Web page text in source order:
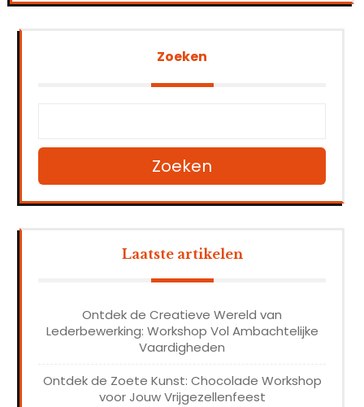
Zoeken
Zoeken
Laatste artikelen
Ontdek de Creatieve Wereld van
Lederbewerking: Workshop Vol Ambachtelijke
Vaardigheden
Ontdek de Zoete Kunst: Chocolade Workshop
voor Jouw Vrijgezellenfeest